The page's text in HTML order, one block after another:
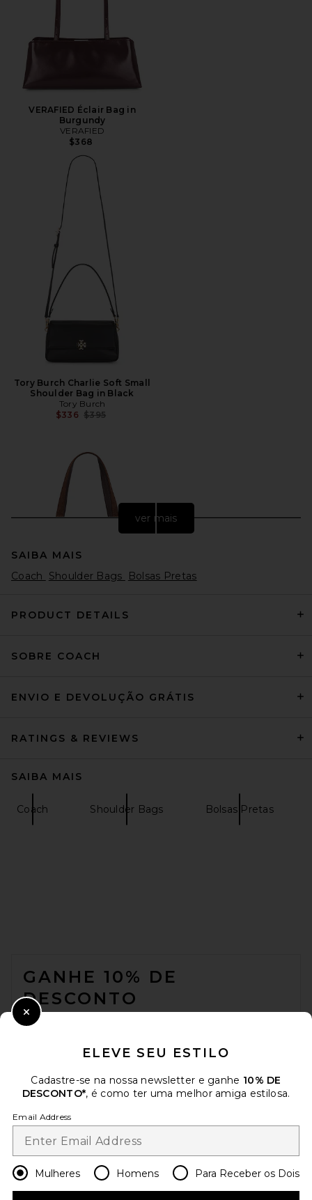
VERAFIED Éclair Bag in
Burgundy
VERAFIED
$368
Tory Burch Charlie Soft Small
Shoulder Bag in Black
Tory Burch
$336 Preço anterior:
$395
Coach Originals Suede
$495
$179
Preço anterior:
$298
ver mais
SAIBA MAIS
Coach
Shoulder Bags Bolsas Pretas
PRODUCT DETAILS
SOBRE COACH
ENVIO E DEVOLUÇÃO GRÁTIS
RATINGS & REVIEWS
SAIBA MAIS
Coach Shoulder Bags Bolsas Pretas
GANHE 10% DE
DESCONTO
Quando você se inscreve em nossa newsletter enviando seu e-mail.
Sign Up
Change Country Regions
ELEVE SEU ESTILO
Cadastre-se na nossa newsletter e ganhe 10% DE
DESCONTO*, é como ter uma melhor amiga estilosa.
Email Address
Mulheres Homens Para Receber os Dois
Close Modal